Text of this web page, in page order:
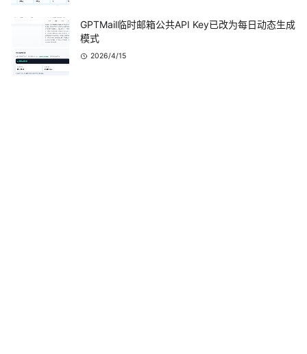
GPTMail临时邮箱公共API Key已改为每日动态生成
模式
2026/4/15